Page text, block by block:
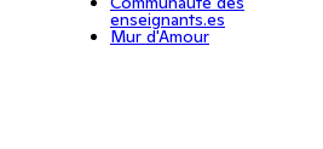
enseignants.es
Mur d'Amour